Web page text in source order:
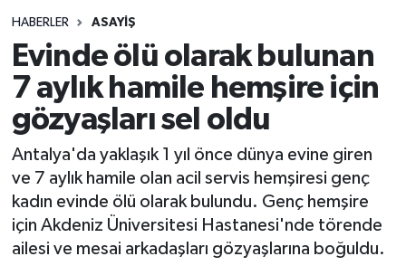
HABERLER ASAYIŞ
Evinde ölü olarak bulunan
7 aylık hamile hemşire için
gözyaşları sel oldu
Antalya'da yaklaşık 1 yıl önce dünya evine giren
ve 7 aylık hamile olan acil servis hemşiresi genç
kadın evinde ölü olarak bulundu. Genç hemşire
için Akdeniz Üniversitesi Hastanesi'nde törende
ailesi ve mesai arkadaşları gözyaşlarına boğuldu.